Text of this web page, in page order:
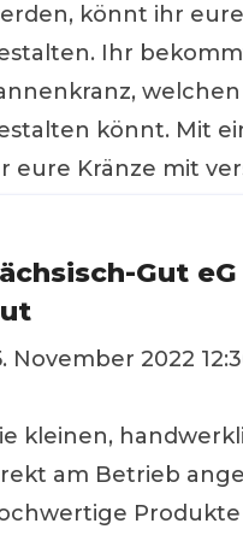
könnt ihr
Ihr
könnt. Mit
eure Kränze mit
Gut
November 2022
kleinen,
am Betrieb